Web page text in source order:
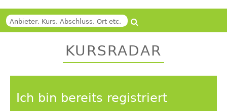
Suche
Back
KURSRADAR
Ich bin bereits registriert